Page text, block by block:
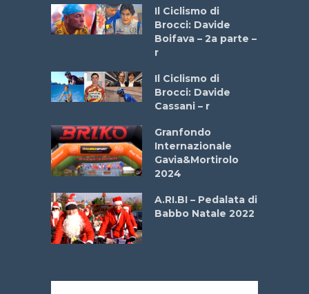
Il Ciclismo di
Brocci: Davide
Boifava – 2a parte –
r
Il Ciclismo di
Brocci: Davide
Cassani – r
Granfondo
Internazionale
Gavia&Mortirolo
2024
A.RI.BI – Pedalata di
Babbo Natale 2022